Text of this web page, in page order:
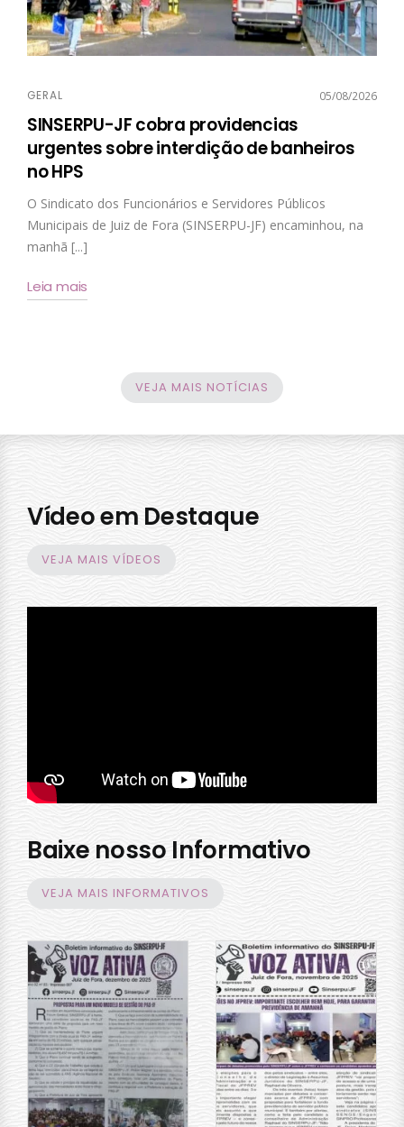
GERAL 05/08/2026
SINSERPU-JF cobra providencias
urgentes sobre interdição de banheiros
no HPS
O Sindicato dos Funcionários e Servidores Públicos
Municipais de Juiz de Fora (SINSERPU-JF) encaminhou, na
manhã [...]
Leia mais
VEJA MAIS NOTÍCIAS
Vídeo em Destaque
VEJA MAIS VÍDEOS
Baixe nosso Informativo
VEJA MAIS INFORMATIVOS